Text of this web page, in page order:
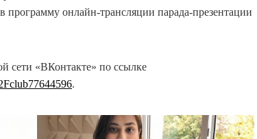
программу онлайн-трансляции парада-презентации
сети «ВКонтакте» по ссылке
.